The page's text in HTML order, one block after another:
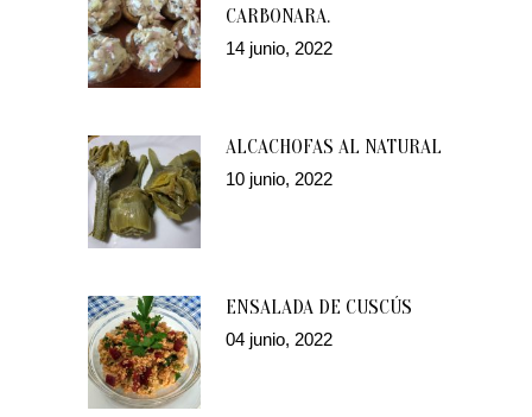
CARBONARA.
14 junio, 2022
ALCACHOFAS AL NATURAL
10 junio, 2022
ENSALADA DE CUSCÚS
04 junio, 2022